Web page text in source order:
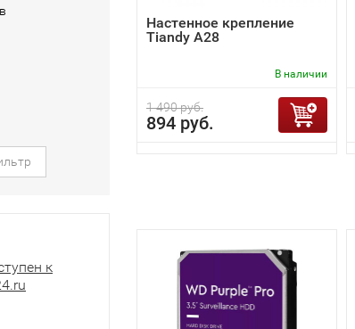
к
Настенное крепление
Tiandy A28
В наличии
1 490 руб.
894 руб.